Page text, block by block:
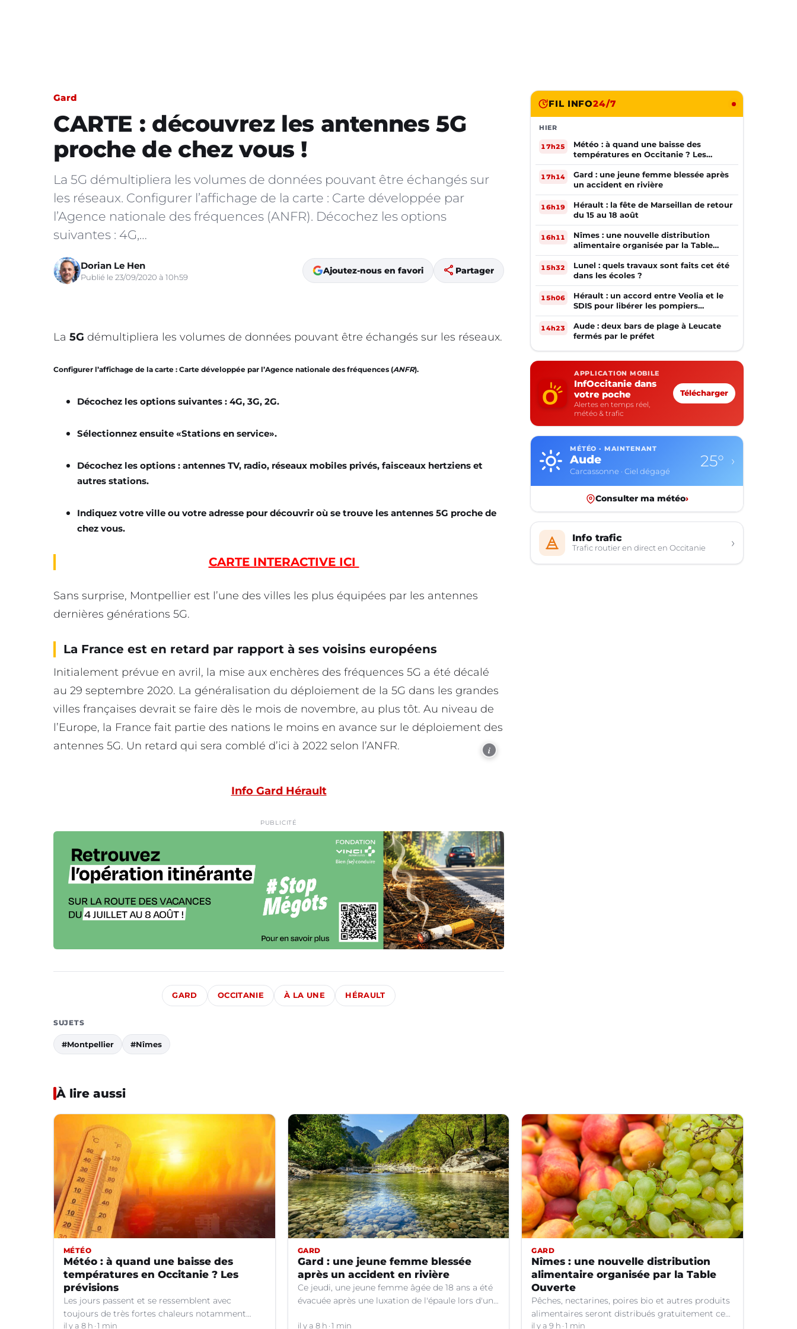
Gard
CARTE : découvrez les antennes 5G
proche de chez vous !
La 5G démultipliera les volumes de données pouvant être échangés sur
les réseaux. Configurer l’affichage de la carte : Carte développée par
l’Agence nationale des fréquences (ANFR). Décochez les options
suivantes : 4G,…
Dorian Le Hen
Publié le 23/09/2020 à 10h59
Ajoutez-nous en favori share Partager
La 5G démultipliera les volumes de données pouvant être échangés sur les réseaux.
Configurer l’affichage de la carte : Carte développée par l’Agence nationale des fréquences (ANFR).
Décochez les options suivantes : 4G, 3G, 2G.
Sélectionnez ensuite «Stations en service».
Décochez les options : antennes TV, radio, réseaux mobiles privés, faisceaux hertziens et
autres stations.
Indiquez votre ville ou votre adresse pour découvrir où se trouve les antennes 5G proche de
chez vous.
CARTE INTERACTIVE ICI
Sans surprise, Montpellier est l’une des villes les plus équipées par les antennes
dernières générations 5G.
La France est en retard par rapport à ses voisins européens
Initialement prévue en avril, la mise aux enchères des fréquences 5G a été décalé
au 29 septembre 2020. La généralisation du déploiement de la 5G dans les grandes
villes françaises devrait se faire dès le mois de novembre, au plus tôt. Au niveau de
l’Europe, la France fait partie des nations le moins en avance sur le déploiement des
antennes 5G. Un retard qui sera comblé d’ici à 2022 selon l’ANFR.
i
Info Gard Hérault
PUBLICITÉ
GARD OCCITANIE À LA UNE HÉRAULT
SUJETS
#Montpellier #Nîmes
FIL INFO24/7
HIER
17h25
Météo : à quand une baisse des
températures en Occitanie ? Les
prévisions
17h14
Gard : une jeune femme blessée après
un accident en rivière
16h19
Hérault : la fête de Marseillan de retour
du 15 au 18 août
16h11
Nîmes : une nouvelle distribution
alimentaire organisée par la Table
Ouverte
15h32
Lunel : quels travaux sont faits cet été
dans les écoles ?
15h06
Hérault : un accord entre Veolia et le
SDIS pour libérer les pompiers
volontaires
14h23
Aude : deux bars de plage à Leucate
fermés par le préfet
APPLICATION MOBILE
InfOccitanie dans
votre poche
Alertes en temps réel,
météo & trafic
Télécharger
MÉTÉO · MAINTENANT
Aude
Carcassonne · Ciel dégagé
25° ›
Consulter ma météo›
Info trafic
Trafic routier en direct en Occitanie ›
À lire aussi
MÉTÉO
Météo : à quand une baisse des
températures en Occitanie ? Les
prévisions
Les jours passent et se ressemblent avec
toujours de très fortes chaleurs notamment
dans le Languedoc. Jusqu’à quand ?
il y a 8 h 1 min
GARD
Gard : une jeune femme blessée
après un accident en rivière
Ce jeudi, une jeune femme âgée de 18 ans a été
évacuée après une luxation de l'épaule lors d'un
Valborgne (Gard).
il y a 8 h 1 min
GARD
Nîmes : une nouvelle distribution
alimentaire organisée par la Table
Ouverte
Pêches, nectarines, poires bio et autres produits
alimentaires seront distribués gratuitement ce
vendredi 7 août par les bénévoles de la Table
il y a 9 h 1 min